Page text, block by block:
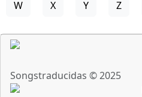
W X Y Z
Songstraducidas © 2025